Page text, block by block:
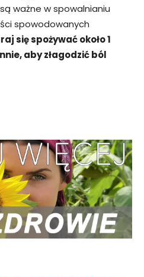
ważne w spowalnianiu
spowodowanych
się spożywać około 1
aby złagodzić ból